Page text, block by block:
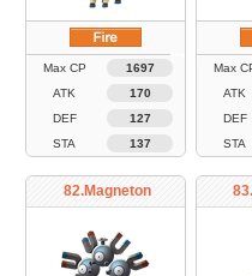
Max CP
1697
ATK
170
DEF
127
STA
137
Max
ATK
DEF
STA
82.Magneton